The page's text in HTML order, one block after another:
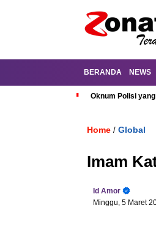
BERANDA NEWS
Oknum Polisi
Home / Global
Imam
Id Amor
Minggu, 5 Maret